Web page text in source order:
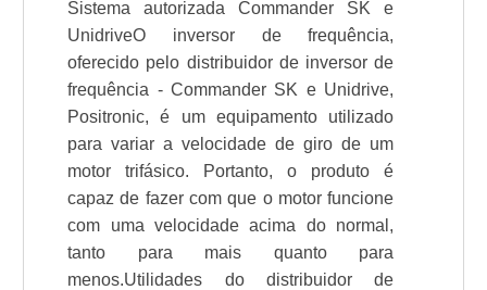
Sistema autorizada Commander SK e
UnidriveO inversor de frequência,
oferecido pelo distribuidor de inversor de
frequência - Commander SK e Unidrive,
Positronic, é um equipamento utilizado
para variar a velocidade de giro de um
motor trifásico. Portanto, o produto é
capaz de fazer com que o motor funcione
com uma velocidade acima do normal,
tanto para mais quanto para
menos.Utilidades do distribuidor de